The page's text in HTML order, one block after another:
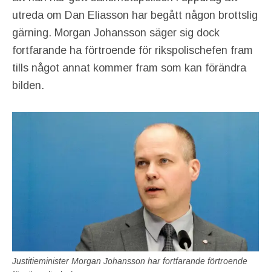
utreda om Dan Eliasson har begått någon brottslig
gärning. Morgan Johansson säger sig dock
fortfarande ha förtroende för rikspolischefen fram
tills något annat kommer fram som kan förändra
bilden.
Justitieminister Morgan Johansson har fortfarande förtroende